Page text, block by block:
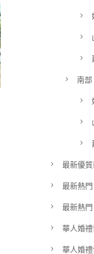
南部
最新優
最新熱
最新熱
華人婚
華人婚